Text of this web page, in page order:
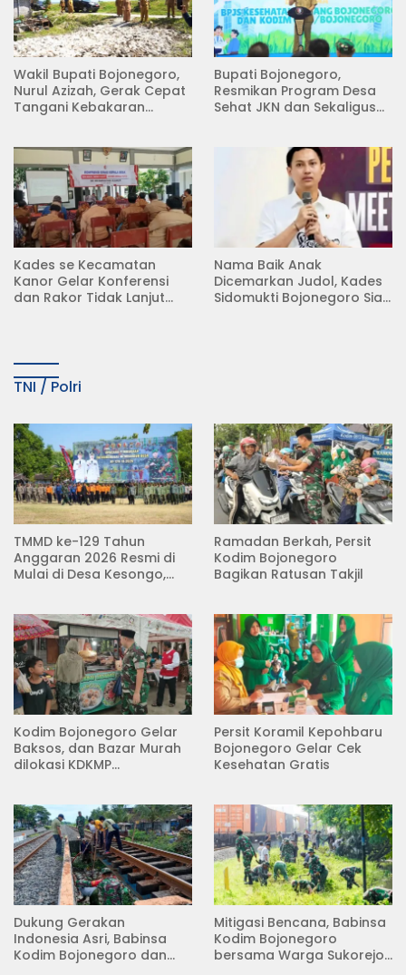
Wakil Bupati Bojonegoro,
Nurul Azizah, Gerak Cepat
Tangani Kebakaran
Bupati Bojonegoro,
Resmikan Program Desa
Sehat JKN dan Sekaligus
Kades se Kecamatan
Kanor Gelar Konferensi
dan Rakor Tidak Lanjut
Nama Baik Anak
Dicemarkan Judol, Kades
Sidomukti Bojonegoro Siap
TNI / Polri
TMMD ke-129 Tahun
Anggaran 2026 Resmi di
Mulai di Desa Kesongo,
Ramadan Berkah, Persit
Kodim Bojonegoro
Bagikan Ratusan Takjil
Kodim Bojonegoro Gelar
Baksos, dan Bazar Murah
dilokasi KDKMP
Persit Koramil Kepohbaru
Bojonegoro Gelar Cek
Kesehatan Gratis
Dukung Gerakan
Indonesia Asri, Babinsa
Kodim Bojonegoro dan
Mitigasi Bencana, Babinsa
Kodim Bojonegoro
bersama Warga Sukorejo